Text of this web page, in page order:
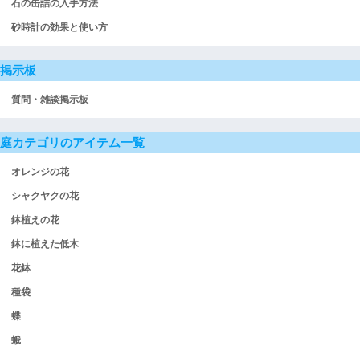
石の缶詰の入手方法
砂時計の効果と使い方
掲示板
質問・雑談掲示板
庭カテゴリのアイテム一覧
オレンジの花
シャクヤクの花
鉢植えの花
鉢に植えた低木
花鉢
種袋
蝶
蛾